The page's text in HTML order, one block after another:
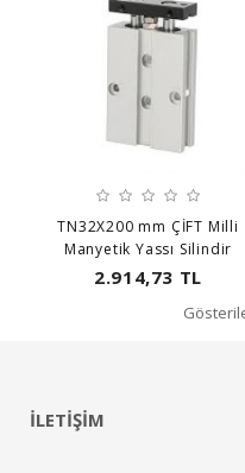
TN32X200 mm ÇİFT Milli
Manyetik Yassı Silindir
2.914,73 TL
İLETIŞIM